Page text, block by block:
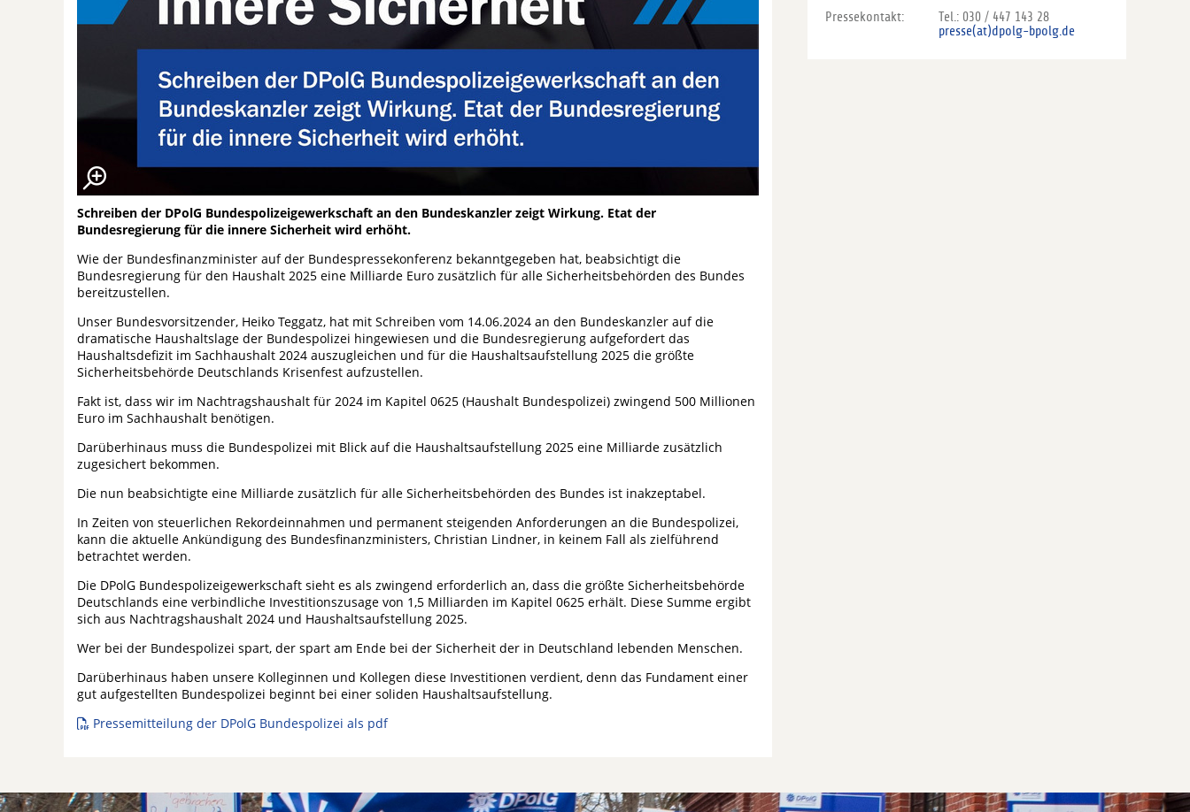
Schreiben der DPolG Bundespolizeigewerkschaft an den Bundeskanzler zeigt Wirkung. Etat der
Bundesregierung für die innere Sicherheit wird erhöht.
Wie der Bundesfinanzminister auf der Bundespressekonferenz bekanntgegeben hat, beabsichtigt die
Bundesregierung für den Haushalt 2025 eine Milliarde Euro zusätzlich für alle Sicherheitsbehörden des Bundes
bereitzustellen.
Unser Bundesvorsitzender, Heiko Teggatz, hat mit Schreiben vom 14.06.2024 an den Bundeskanzler auf die
dramatische Haushaltslage der Bundespolizei hingewiesen und die Bundesregierung aufgefordert das
Haushaltsdefizit im Sachhaushalt 2024 auszugleichen und für die Haushaltsaufstellung 2025 die größte
Sicherheitsbehörde Deutschlands Krisenfest aufzustellen.
Fakt ist, dass wir im Nachtragshaushalt für 2024 im Kapitel 0625 (Haushalt Bundespolizei) zwingend 500 Millionen
Euro im Sachhaushalt benötigen.
Darüberhinaus muss die Bundespolizei mit Blick auf die Haushaltsaufstellung 2025 eine Milliarde zusätzlich
zugesichert bekommen.
Die nun beabsichtigte eine Milliarde zusätzlich für alle Sicherheitsbehörden des Bundes ist inakzeptabel.
In Zeiten von steuerlichen Rekordeinnahmen und permanent steigenden Anforderungen an die Bundespolizei,
kann die aktuelle Ankündigung des Bundesfinanzministers, Christian Lindner, in keinem Fall als zielführend
betrachtet werden.
Die DPolG Bundespolizeigewerkschaft sieht es als zwingend erforderlich an, dass die größte Sicherheitsbehörde
Deutschlands eine verbindliche Investitionszusage von 1,5 Milliarden im Kapitel 0625 erhält. Diese Summe ergibt
sich aus Nachtragshaushalt 2024 und Haushaltsaufstellung 2025.
Wer bei der Bundespolizei spart, der spart am Ende bei der Sicherheit der in Deutschland lebenden Menschen.
Darüberhinaus haben unsere Kolleginnen und Kollegen diese Investitionen verdient, denn das Fundament einer
gut aufgestellten Bundespolizei beginnt bei einer soliden Haushaltsaufstellung.
Pressemitteilung der DPolG Bundespolizei als pdf
Pressekontakt:
Tel.: 030 / 447 143 28
presse(at)dpolg-bpolg.de